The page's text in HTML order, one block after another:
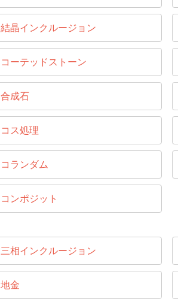
結晶インクルージョン
コーテッドストーン
合成石
コス処理
コランダム
コンポジット
三相インクルージョン
地金